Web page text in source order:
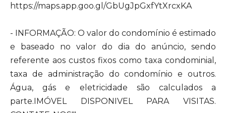
https://maps.app.goo.gl/GbUgJpGxfYtXrcxKA
- INFORMAÇÃO: O valor do condomínio é estimado
e baseado no valor do dia do anúncio, sendo
referente aos custos fixos como taxa condominial,
taxa de administração do condomínio e outros.
Água, gás e eletricidade são calculados a
parte.IMÓVEL DISPONIVEL PARA VISITAS.